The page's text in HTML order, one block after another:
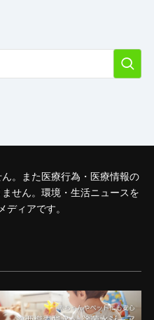
。また医療行為・医療情報の
せん。環境・生活ニュースを
ディアです。